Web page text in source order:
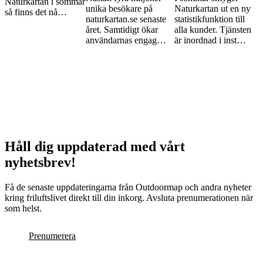
så finns det nå…
unika besökare på
naturkartan.se senaste
året. Samtidigt ökar
användarnas engag…
Naturkartan ut en ny
statistikfunktion till
alla kunder. Tjänsten
är inordnad i inst…
Håll dig uppdaterad med vårt
nyhetsbrev!
Få de senaste uppdateringarna från Outdoormap och andra nyheter
kring friluftslivet direkt till din inkorg. Avsluta prenumerationen när
som helst.
Prenumerera